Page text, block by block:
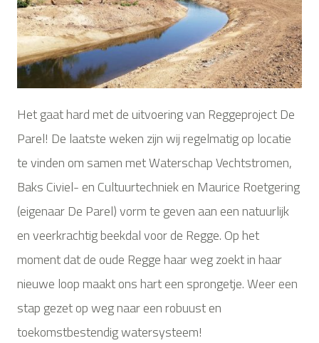
Het gaat hard met de uitvoering van Reggeproject De
Parel! De laatste weken zijn wij regelmatig op locatie
te vinden om samen met Waterschap Vechtstromen,
Baks Civiel- en Cultuurtechniek en Maurice Roetgering
(eigenaar De Parel) vorm te geven aan een natuurlijk
en veerkrachtig beekdal voor de Regge. Op het
moment dat de oude Regge haar weg zoekt in haar
nieuwe loop maakt ons hart een sprongetje. Weer een
stap gezet op weg naar een robuust en
toekomstbestendig watersysteem!